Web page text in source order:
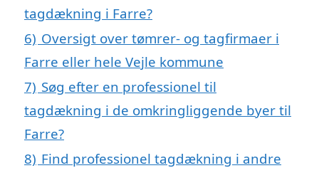
tagdækning i Farre?
6) Oversigt over tømrer- og tagfirmaer i
Farre eller hele Vejle kommune
7) Søg efter en professionel til
tagdækning i de omkringliggende byer til
Farre?
8) Find professionel tagdækning i andre